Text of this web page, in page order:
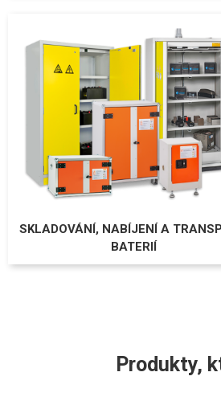
SKLADOVÁNÍ, NABÍJENÍ A
BATERIÍ
Produkty,